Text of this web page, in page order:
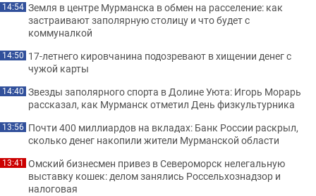
14:54 Земля в центре Мурманска в обмен на расселение: как
застраивают заполярную столицу и что будет с
коммуналкой
14:50 17-летнего кировчанина подозревают в хищении денег с
чужой карты
14:40 Звезды заполярного спорта в Долине Уюта: Игорь Морарь
рассказал, как Мурманск отметил День физкультурника
13:56 Почти 400 миллиардов на вкладах: Банк России раскрыл,
сколько денег накопили жители Мурманской области
13:41 Омский бизнесмен привез в Североморск нелегальную
выставку кошек: делом занялись Россельхознадзор и
налоговая